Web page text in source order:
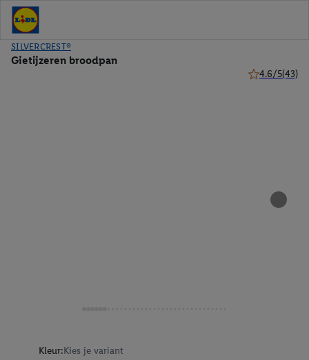
SILVERCREST®
Gietijzeren broodpan
4.6/5(43)
Kleur:Kies je variant